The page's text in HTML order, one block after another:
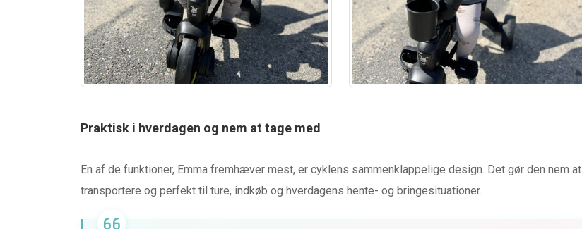
Praktisk i hverdagen og nem at tage med
En af de funktioner, Emma fremhæver mest, er cyklens sammenklappelige design. Det gør den nem at
transportere og perfekt til ture, indkøb og hverdagens hente- og bringesituationer.